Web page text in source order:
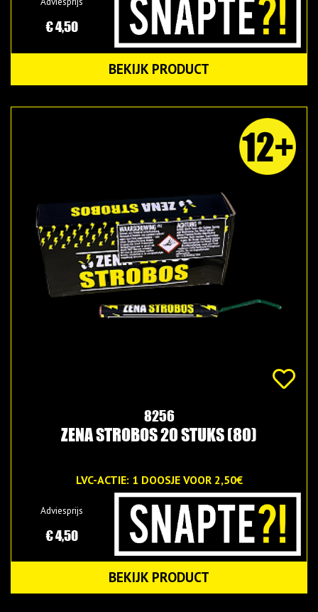
€ 4,50
BEKIJK PRODUCT
8256
ZENA STROBOS 20 STUKS (80)
LVC-ACTIE: 1 DOOSJE VOOR 2,50€
Adviesprijs
€ 4,50
BEKIJK PRODUCT